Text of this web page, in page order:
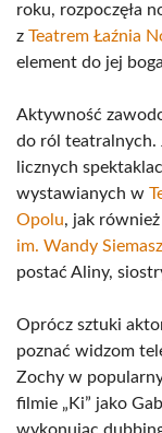
roku, rozpoczęła
z Teatrem Łaźnia
element do jej
Aktywność
do ról teatralnych.
licznych
wystawianych w
Opolu, jak
im. Wandy
postać Aliny,
Oprócz sztuki
poznać widzom
Zochy w
filmie „Ki” jako